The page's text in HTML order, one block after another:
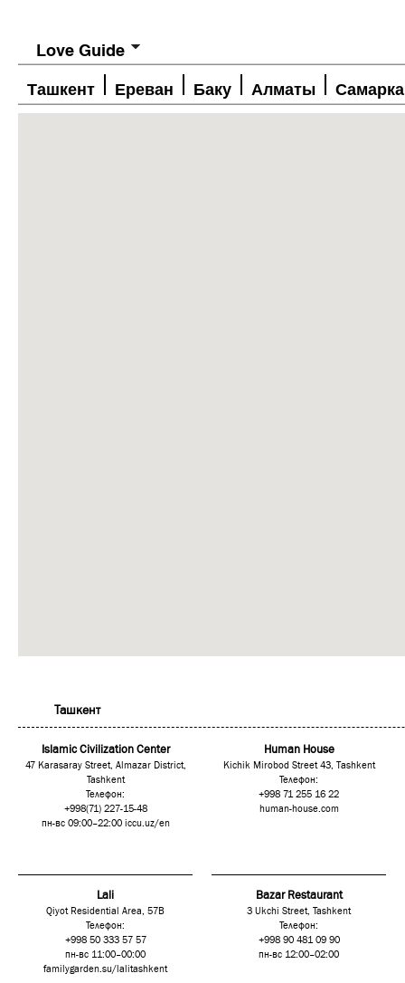
Love Guide
Ташкент Ереван Баку Алматы
Ташкент
Islamic Civilization Center
47 Karasaray Street, Almazar District,
Tashkent
Телефон:
+998(71) 227-15-48
пн-вс 09:00–22:00 iccu.uz/en
Human House
Kichik Mirobod Street 43, Тashkent
Телефон:
+998 71 255 16 22
human-house.com
Lali
Qiyot Residential Area, 57B
Телефон:
+998 50 333 57 57
пн-вс 11:00–00:00
familygarden.su/lalitashkent
Bazar Restaurant
3 Ukchi Street, Tashkent
Телефон:
+998 90 481 09 90
пн-вс 12:00–02:00